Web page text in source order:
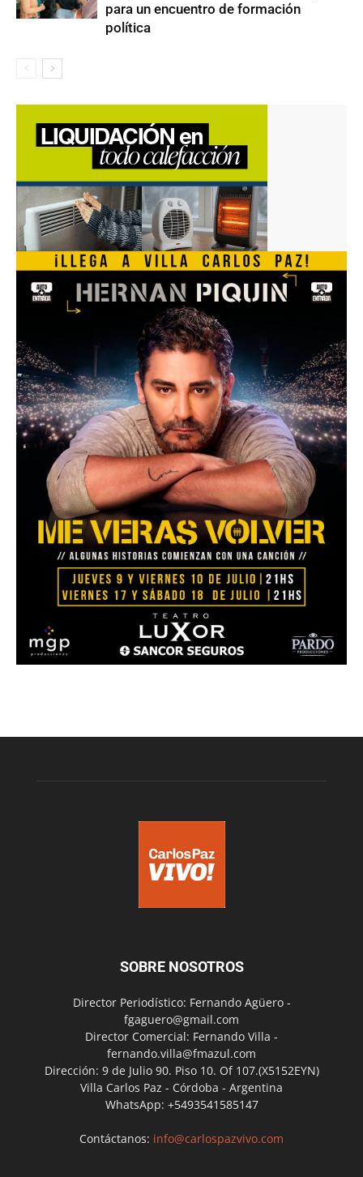
para un encuentro de formación
política
SOBRE NOSOTROS
Director Periodístico: Fernando Agüero -
fgaguero@gmail.com
Director Comercial: Fernando Villa -
fernando.villa@fmazul.com
Dirección: 9 de Julio 90. Piso 10. Of 107.(X5152EYN)
Villa Carlos Paz - Córdoba - Argentina
WhatsApp: +5493541585147
Contáctanos: info@carlospazvivo.com